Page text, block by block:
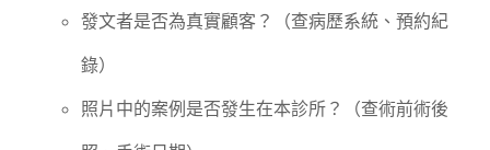
發文者是否為真實顧客？（查病歷系統、預約紀
錄）
照片中的案例是否發生在本診所？（查術前術後